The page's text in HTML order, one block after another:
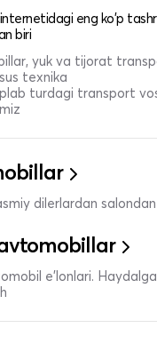
eng ko'p
biri
yuk va tijorat
texnika
turdagi transport
dilerlardan
e’lonlari.